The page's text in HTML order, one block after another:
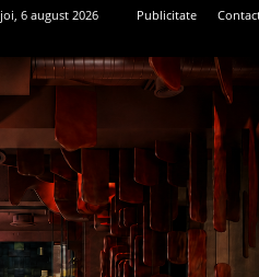
joi, 6 august 2026 Publicitate